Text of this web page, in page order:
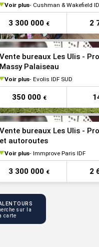
Voir plus Cushman & Wakefield IDF Sud
3 300 000 € 2
Vente bureaux Les Ulis -
Massy Palaiseau
Voir plus Evolis IDF SUD
350 000 €
PHOTOS
Vente bureaux Les Ulis -
et autoroutes
Voir plus Immprove Paris IDF
3 300 000 € 2
sur la
carte